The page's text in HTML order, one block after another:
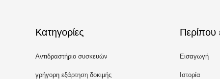
Κατηγορίες
Αντιδραστήριο συσκευών
ανάλυσης αιματολογίας
γρήγορη εξάρτηση δοκιμής
Περίπου
Εισαγωγή
Ιστορία